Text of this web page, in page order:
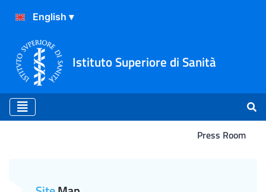
Istituto Superiore di Sanità
Press Room